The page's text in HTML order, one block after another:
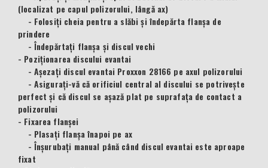
(localizat pe capul polizorului, lângă ax)
- Folosiți cheia pentru a slăbi și îndepărta flanșa de
prindere
- Îndepărtați flanșa și discul vechi
- Poziționarea discului evantai
- Așezați discul evantai Proxxon 28166 pe axul polizorului
- Asigurați-vă că orificiul central al discului se potrivește
perfect și că discul se așază plat pe suprafața de contact a
polizorului
- Fixarea flanșei
- Plasați flanșa înapoi pe ax
- Înșurubați manual până când discul evantai este aproape
fixat